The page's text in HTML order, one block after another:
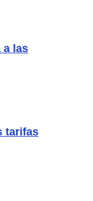
a las
tarifas